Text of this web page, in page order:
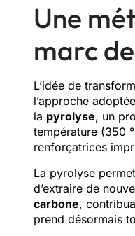
Une
marc
L’idée de
l’approche
la pyrolyse, un
température (350
renforçatrices
La pyrolyse
d’extraire de
carbone,
prend désormais